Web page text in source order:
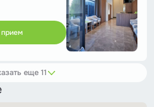
прием
еще 11